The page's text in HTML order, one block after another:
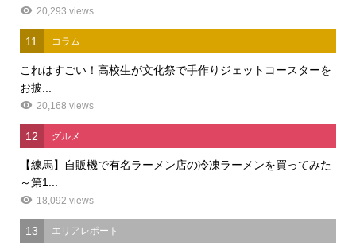
20,293 views
11 コラム
これはすごい！高校生が文化祭で手作りジェットコースターを
お披...
20,168 views
12 グルメ
【練馬】自販機で有名ラーメン店の冷凍ラーメンを買ってみた
～第1...
18,092 views
13 エリアレポート